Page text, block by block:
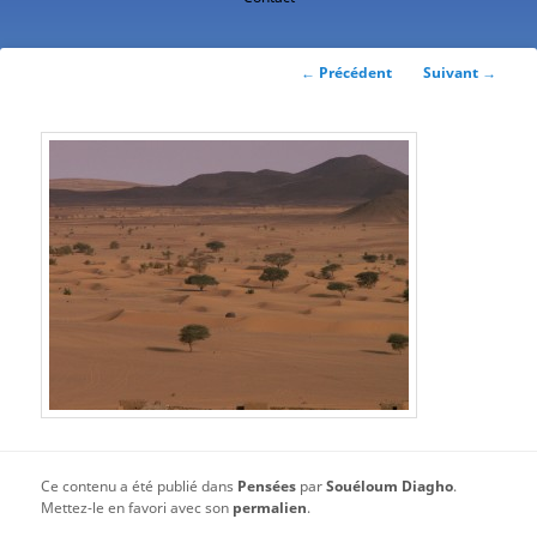
Navigation
← Précédent Suivant →
Ce contenu a été publié dans Pensées parSouéloum Diagho.
Mettez-le en favori avec son permalien.